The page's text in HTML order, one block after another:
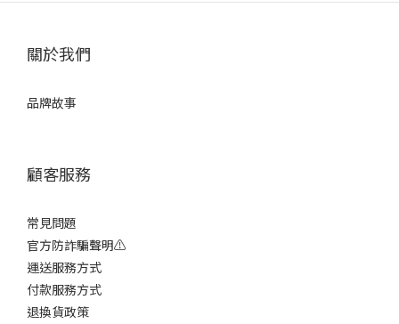
關於我們
品牌故事
顧客服務
常見問題
官方防詐騙聲明⚠️
運送服務方式
付款服務方式
退換貨政策